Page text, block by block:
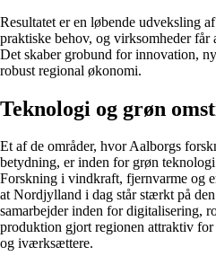
Resultatet er en løbende udveksling
praktiske behov, og virksomheder får
Det skaber grobund for innovation,
robust regional økonomi.
Teknologi og grøn
Et af de områder, hvor Aalborgs
betydning, er inden for grøn
Forskning i vindkraft, fjernvarme og
at Nordjylland i dag står stærkt på
samarbejder inden for digitalisering,
produktion gjort regionen attraktiv for
og iværksættere.